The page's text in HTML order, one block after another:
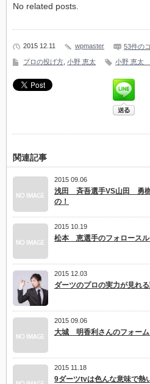
No related posts.
2015 12.11 wpmaster 53件の
プロの投げ方 小野 恵太 小野 恵太
関連記事
2015 09.06
浅田 斉吾選手VS山田 勇樹
の！
2015 10.19
松本 恵選手のフォロース
2015 12.03
ダーツのプロの実力が見れ
2015 09.06
大城 明香利さんのフォーム
2015 11.18
9ダーツtvは色んな意味で熱